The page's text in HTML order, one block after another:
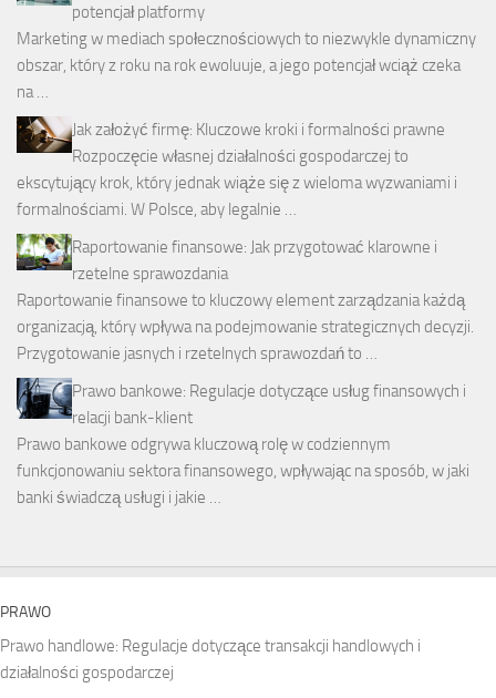
potencjał platformy
Marketing w mediach społecznościowych to niezwykle dynamiczny
obszar, który z roku na rok ewoluuje, a jego potencjał wciąż czeka
na …
Jak założyć firmę: Kluczowe kroki i formalności prawne
Rozpoczęcie własnej działalności gospodarczej to
ekscytujący krok, który jednak wiąże się z wieloma wyzwaniami i
formalnościami. W Polsce, aby legalnie …
Raportowanie finansowe: Jak przygotować klarowne i
rzetelne sprawozdania
Raportowanie finansowe to kluczowy element zarządzania każdą
organizacją, który wpływa na podejmowanie strategicznych decyzji.
Przygotowanie jasnych i rzetelnych sprawozdań to …
Prawo bankowe: Regulacje dotyczące usług finansowych i
relacji bank-klient
Prawo bankowe odgrywa kluczową rolę w codziennym
funkcjonowaniu sektora finansowego, wpływając na sposób, w jaki
banki świadczą usługi i jakie …
PRAWO
Prawo handlowe: Regulacje dotyczące transakcji handlowych i
działalności gospodarczej